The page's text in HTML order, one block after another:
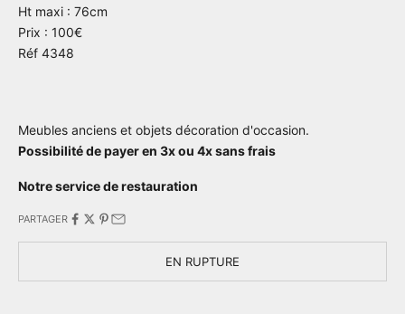
Ht maxi : 76cm
Prix : 100€
Réf 4348
Meubles anciens et objets décoration d'occasion.
Possibilité de payer en 3x ou 4x sans frais
Notre service de restauration
PARTAGER
EN RUPTURE